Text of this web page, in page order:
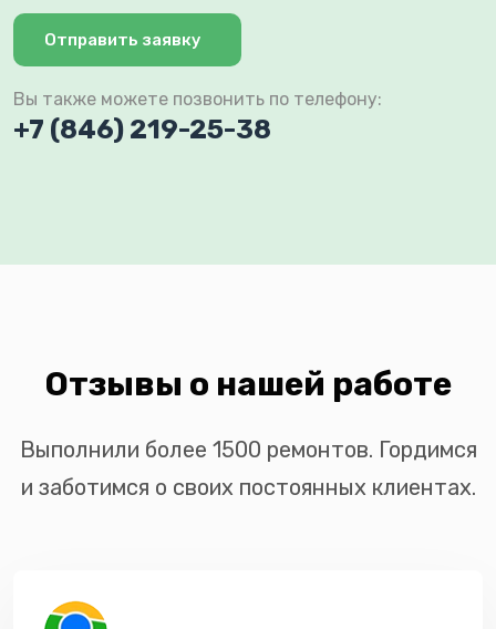
Отправить заявку
Вы также можете позвонить по телефону:
+7 (846) 219-25-38
Отзывы о нашей работе
Выполнили более 1500 ремонтов. Гордимся
и заботимся о своих постоянных клиентах.